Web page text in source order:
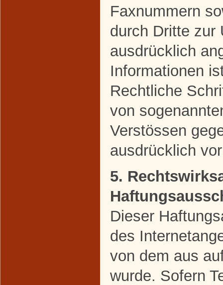
Faxnummern
durch Dritte zur
ausdrücklich
Informationen
Rechtliche
von
Verstössen
ausdrücklich
5.
Dieser
des
von dem aus
wurde. Sofern